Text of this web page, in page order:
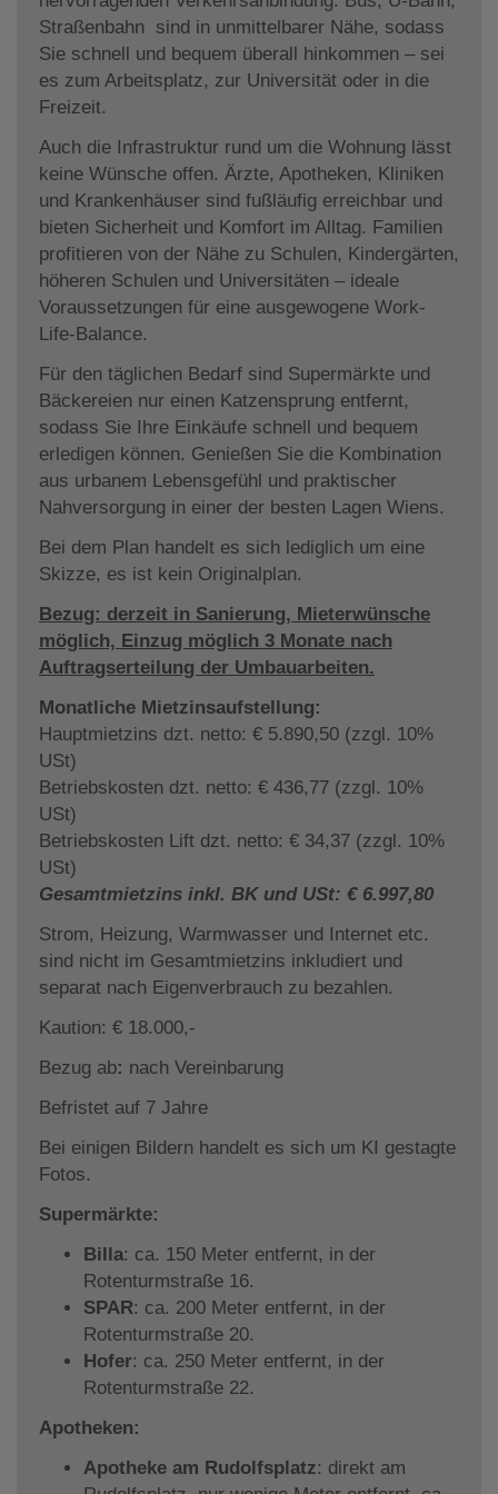
Straßenbahn sind in unmittelbarer Nähe, sodass
Sie schnell und bequem überall hinkommen – sei
es zum Arbeitsplatz, zur Universität oder in die
Freizeit.
Auch die Infrastruktur rund um die Wohnung lässt
keine Wünsche offen. Ärzte, Apotheken, Kliniken
und Krankenhäuser sind fußläufig erreichbar und
bieten Sicherheit und Komfort im Alltag. Familien
profitieren von der Nähe zu Schulen, Kindergärten,
höheren Schulen und Universitäten – ideale
Voraussetzungen für eine ausgewogene Work-
Life-Balance.
Für den täglichen Bedarf sind Supermärkte und
Bäckereien nur einen Katzensprung entfernt,
sodass Sie Ihre Einkäufe schnell und bequem
erledigen können. Genießen Sie die Kombination
aus urbanem Lebensgefühl und praktischer
Nahversorgung in einer der besten Lagen Wiens.
Bei dem Plan handelt es sich lediglich um eine
Skizze, es ist kein Originalplan.
Bezug: derzeit in Sanierung, Mieterwünsche
möglich, Einzug möglich 3 Monate nach
Auftragserteilung der Umbauarbeiten.
Monatliche Mietzinsaufstellung:
Hauptmietzins dzt. netto: € 5.890,50 (zzgl. 10%
USt)
Betriebskosten dzt. netto: € 436,77 (zzgl. 10%
USt)
Betriebskosten Lift dzt. netto: € 34,37 (zzgl. 10%
USt)
Gesamtmietzins inkl. BK und USt: € 6.997,80
Strom, Heizung, Warmwasser und Internet etc.
sind nicht im Gesamtmietzins inkludiert und
separat nach Eigenverbrauch zu bezahlen.
Kaution: € 18.000,-
Bezug ab: nach Vereinbarung
Befristet auf 7 Jahre
Bei einigen Bildern handelt es sich um KI gestagte
Fotos.
Supermärkte:
Billa: ca. 150 Meter entfernt, in der
Rotenturmstraße 16.
SPAR: ca. 200 Meter entfernt, in der
Rotenturmstraße 20.
Hofer: ca. 250 Meter entfernt, in der
Rotenturmstraße 22.
Apotheken:
Apotheke am Rudolfsplatz: direkt am